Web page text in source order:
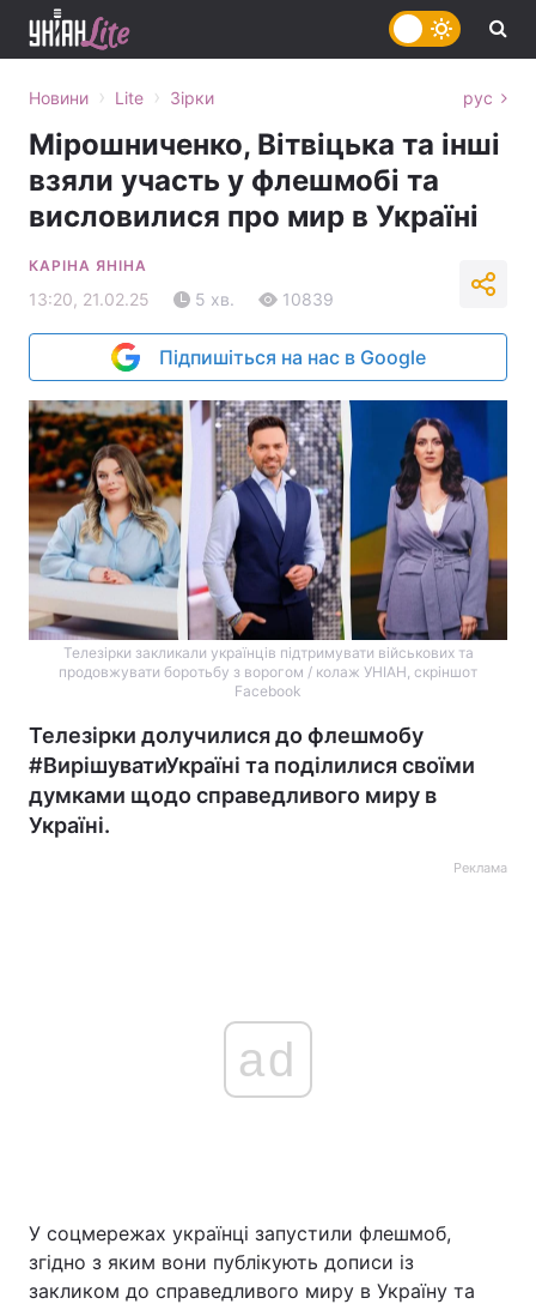
Україна Політика
Новини › Lite › Зірки рус
Мірошниченко, Вітвіцька та інші
взяли участь у флешмобі та
висловилися про мир в Україні
КАРІНА ЯНІНА
13:20, 21.02.25 5 хв. 10839
Підпишіться на нас в Google
Телезірки закликали українців підтримувати військових та
продовжувати боротьбу з ворогом / колаж УНІАН, скріншот
Facebook
Телезірки долучилися до флешмобу
#ВирішуватиУкраїні та поділилися своїми
думками щодо справедливого миру в
Україні.
Реклама
ad
У соцмережах українці запустили флешмоб,
згідно з яким вони публікують дописи із
закликом до справедливого миру в Україну та